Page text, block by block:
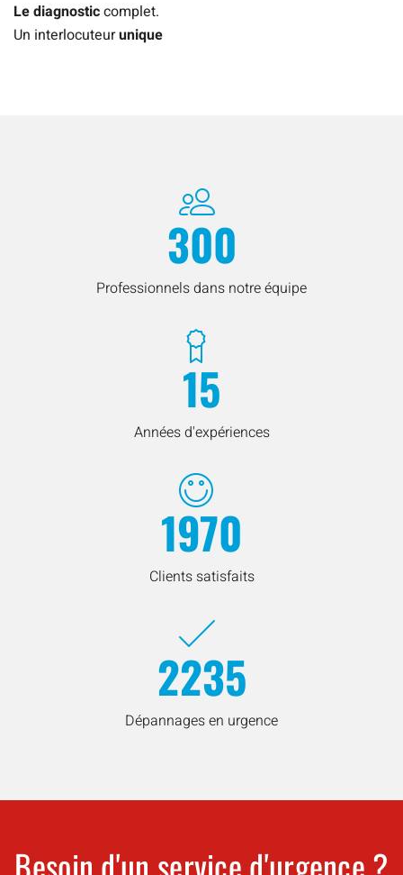
Le diagnosticcomplet.
Un interlocuteurunique
300
Professionnels dans notre équipe
15
Années d'expériences
1970
Clients satisfaits
2235
Dépannages en urgence